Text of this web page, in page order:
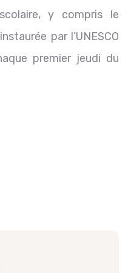
y compris le
par l’UNESCO
premier jeudi du